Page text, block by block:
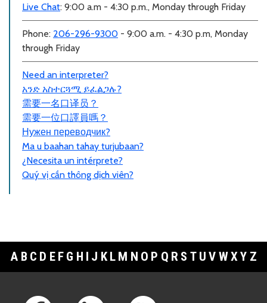
Live Chat: 9:00 a.m - 4:30 p.m., Monday through Friday
Phone: 206-296-9300 - 9:00 a.m. - 4:30 p.m, Monday
through Friday
Need an interpreter?
አንድ አስተርጓሚ ይፈልጋሉ?
需要一名口译员？
需要一位口譯員嗎？
Нужен переводчик?
Ma u baahan tahay turjubaan?
¿Necesita un intérprete?
Quý vị cần thông dịch viên?
A B C D E F G H I J K L M N O P Q R S T U V WXY Z